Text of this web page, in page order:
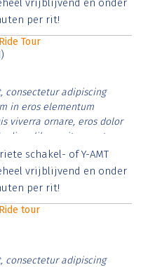
vrijblijvend en onder
per rit!
Tour
consectetur adipiscing
in eros elementum
viverra ornare, eros dolor
diam libero vitae erat.
cursus id rutrum lorem
risus tristique posuere.
schakel- of Y-AMT
vrijblijvend en onder
per rit!
tour
consectetur adipiscing